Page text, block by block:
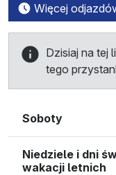
Więcej
Dzisiaj na tej
tego
Soboty
Niedziele i dni
wakacji letnich